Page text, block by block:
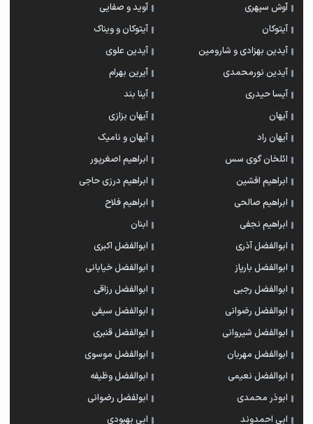
آوش سپهری
آوید و صفایی
آیتوکان
آیتوکان و ویناک
آیدین بهزادی و شارومین
آیدین علوی
آیدین نورمحمدی
آیرین بهرام
آیسا حیدری
آینا بند
آیهان
آیهان بزازی
آیهان راد
آیهان و نامیک
ائلخان گوی سس
ابراهیم اصغرپور
ابراهیم افشین
ابراهیم درزی حاجی
ابراهیم صالحی
ابراهیم فلاح
ابراهیم نجفی
ابنان
ابوالفضل آذری
ابوالفضل اکبری
ابوالفضل بارپاز
ابوالفضل خیابانی
ابوالفضل رجبی
ابوالفضل رزاقی
ابوالفضل رضوانی
ابوالفضل سیفی
ابوالفضل شیروانی
ابوالفضل قنبری
ابوالفضل مهربان
ابوالفضل موسوی
ابوالفضل نعیمی
ابوالفضل وظیفه
ابوذر محمدی
ابولفضل رضوانی
ابی احمدوند
ابی بهبودی